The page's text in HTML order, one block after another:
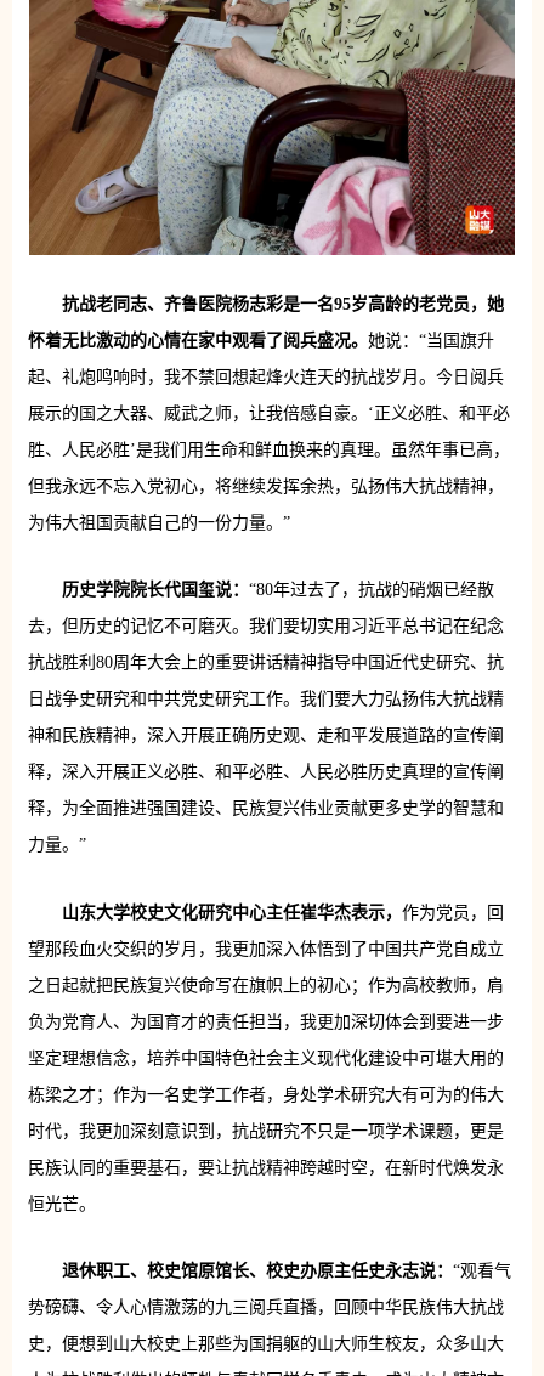
抗战老同志、齐鲁医院杨志彩是一名95岁高龄的老党员，她
怀着无比激动的心情在家中观看了阅兵盛况。 她说：“当国旗升
起、礼炮鸣响时，我不禁回想起烽火连天的抗战岁月。今日阅兵
展示的国之大器、威武之师，让我倍感自豪。‘正义必胜、和平必
胜、人民必胜’是我们用生命和鲜血换来的真理。虽然年事已高，
但我永远不忘入党初心，将继续发挥余热，弘扬伟大抗战精神，
为伟大祖国贡献自己的一份力量。”
历史学院院长代国玺说： “80年过去了，抗战的硝烟已经散
去，但历史的记忆不可磨灭。我们要切实用习近平总书记在纪念
抗战胜利80周年大会上的重要讲话精神指导中国近代史研究、抗
日战争史研究和中共党史研究工作。我们要大力弘扬伟大抗战精
神和民族精神，深入开展正确历史观、走和平发展道路的宣传阐
释，深入开展正义必胜、和平必胜、人民必胜历史真理的宣传阐
释，为全面推进强国建设、民族复兴伟业贡献更多史学的智慧和
力量。”
山东大学校史文化研究中心主任崔华杰表示， 作为党员，回
望那段血火交织的岁月，我更加深入体悟到了中国共产党自成立
之日起就把民族复兴使命写在旗帜上的初心；作为高校教师，肩
负 为党育人、 为国育才的责任担当，我更加深切体会到要进一步
坚定理想信念，培养中国特色社会主义现代化建设中可堪大用的
栋梁之才；作为一名史学工作者，身处学术研究大有可为的伟大
时代，我更加深刻意识到，抗战研究不只是一项学术课题，更是
民族认同的重要基石，要让抗战精神跨越时空，在新时代焕发永
恒光芒。
退休职工、校史馆原馆长、校史办原主任史永志说： “观看气
势磅礴、令人心情激荡的九三阅兵直播，回顾中华民族伟大抗战
史，便想到山大校史上那些为国捐躯的山大师生校友，众多山大